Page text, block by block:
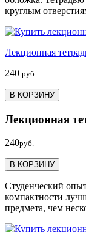
круглым
Лекционная
240 руб.
В КОРЗИНУ
Лекционная
240руб.
В КОРЗИНУ
Студенческий
компактности
предмета, чем